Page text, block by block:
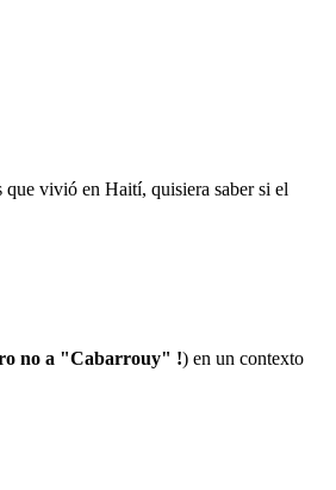
vivió en Haití, quisiera saber si el
no a "Cabarrouy" !) en un contexto